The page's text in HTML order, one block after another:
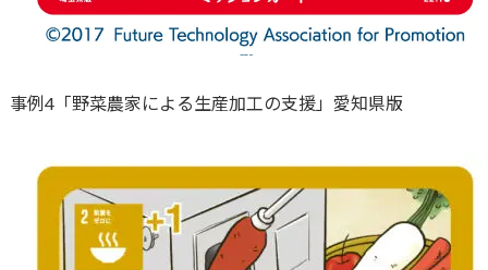
事例4「野菜農家による生産加工の支援」愛知県版